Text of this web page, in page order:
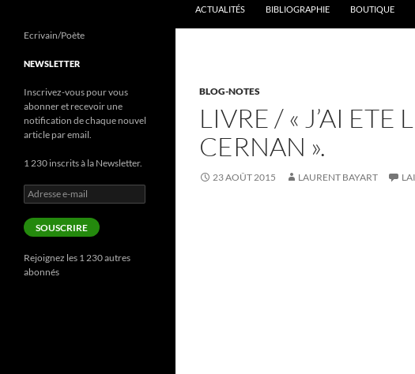
ACTUALITÉS BIBLIOGRAPHIE BOUTIQUE
BLOG-NOTES
LIVRE / « J’AI
CERNAN ».
23 AOÛT 2015 LAURENT BAYART
Ecrivain/Poète
NEWSLETTER
Inscrivez-vous pour vous
abonner et recevoir une
notification de chaque nouvel
article par email.
1 230 inscrits à la Newsletter.
Adresse
e-
mail
SOUSCRIRE
Rejoignez les 1 230 autres
abonnés